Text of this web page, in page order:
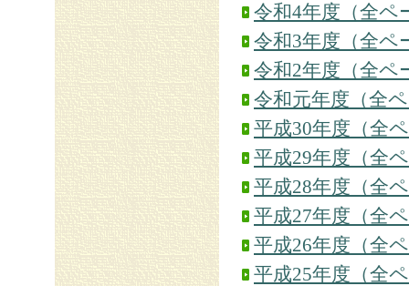
令和4年度（全ペ
令和3年度（全ペ
令和2年度（全ペ
令和元年度（全
平成30年度（全
平成29年度（全
平成28年度（全
平成27年度（全
平成26年度（全
平成25年度（全